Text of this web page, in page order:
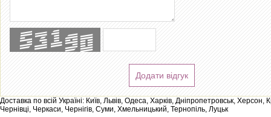
Додати відгук
Доставка по всій Україні: Київ, Львів, Одеса, Харків, Дніпропетровськ,
Чернівці, Черкаси, Чернігів, Суми, Хмельницький, Тернопіль, Луцьк